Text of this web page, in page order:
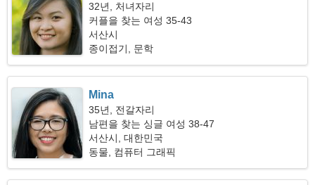
32년, 처녀자리
커플을 찾는 여성 35-43
서산시
종이접기, 문학
Mina
35년, 전갈자리
남편을 찾는 싱글 여성 38-47
서산시, 대한민국
동물, 컴퓨터 그래픽